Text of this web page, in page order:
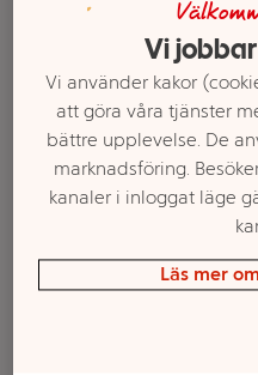
Välj
Sortimentet kan
Vi
Vi använder kakor
att göra våra tjänster
bättre upplevelse. De
marknadsföring.
kanaler i inloggat läge
Läs mer